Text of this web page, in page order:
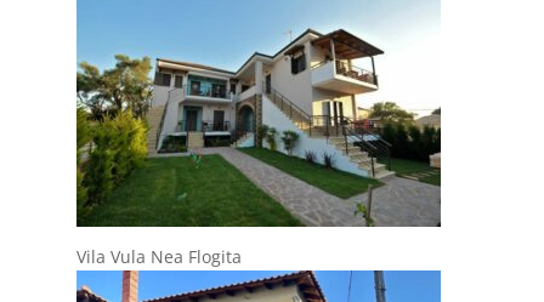
Vila Vula Nea Flogita